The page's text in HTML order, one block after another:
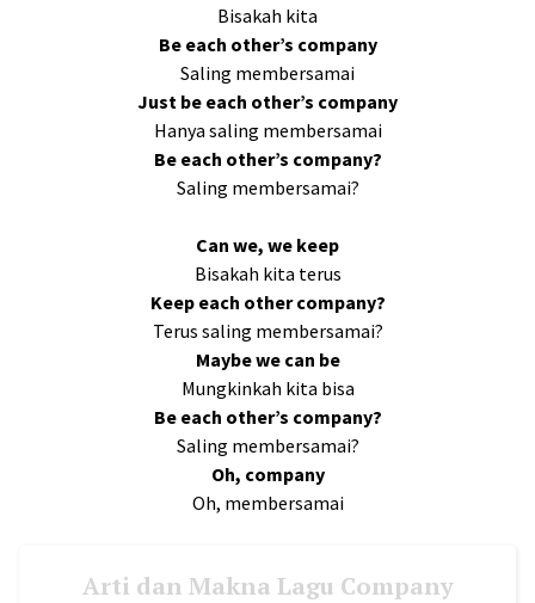
Bisakah kita
Be each other’s company
Saling membersamai
Just be each other’s company
Hanya saling membersamai
Be each other’s company?
Saling membersamai?
Can we, we keep
Bisakah kita terus
Keep each other company?
Terus saling membersamai?
Maybe we can be
Mungkinkah kita bisa
Be each other’s company?
Saling membersamai?
Oh, company
Oh, membersamai
Arti dan Makna Lagu Company